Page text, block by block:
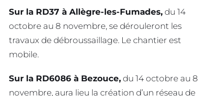
Sur la RD37 à Allègre-les-Fumades, du 14
octobre au 8 novembre, se dérouleront les
travaux de débroussaillage. Le chantier est
mobile.
Sur la RD6086 à Bezouce, du 14 octobre au 8
novembre, aura lieu la création d’un réseau de